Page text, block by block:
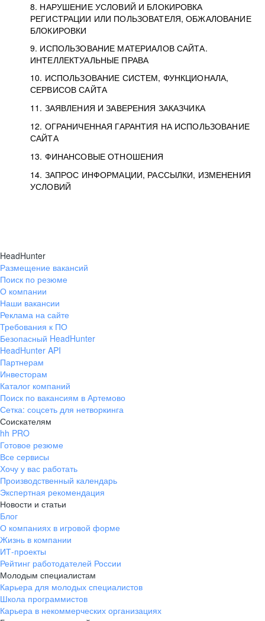
8. НАРУШЕНИЕ УСЛОВИЙ И БЛОКИРОВКА
РЕГИСТРАЦИИ ИЛИ ПОЛЬЗОВАТЕЛЯ, ОБЖАЛОВАНИЕ
БЛОКИРОВКИ
9. ИСПОЛЬЗОВАНИЕ МАТЕРИАЛОВ САЙТА.
ИНТЕЛЛЕКТУАЛЬНЫЕ ПРАВА
10. ИСПОЛЬЗОВАНИЕ СИСТЕМ, ФУНКЦИОНАЛА,
СЕРВИСОВ САЙТА
11. ЗАЯВЛЕНИЯ И ЗАВЕРЕНИЯ ЗАКАЗЧИКА
12. ОГРАНИЧЕННАЯ ГАРАНТИЯ НА ИСПОЛЬЗОВАНИЕ
САЙТА
13. ФИНАНСОВЫЕ ОТНОШЕНИЯ
14. ЗАПРОС ИНФОРМАЦИИ, РАССЫЛКИ, ИЗМЕНЕНИЯ
УСЛОВИЙ
HeadHunter
Размещение вакансий
Поиск по резюме
О компании
Наши вакансии
Реклама на сайте
Требования к ПО
Безопасный HeadHunter
HeadHunter API
Партнерам
Инвесторам
Каталог компаний
Поиск по вакансиям в Артемово
Сетка: соцсеть для нетворкинга
Соискателям
hh PRO
Готовое резюме
Все сервисы
Хочу у вас работать
Производственный календарь
Экспертная рекомендация
Новости и статьи
Блог
О компаниях в игровой форме
Жизнь в компании
ИТ-проекты
Рейтинг работодателей России
Молодым специалистам
Карьера для молодых специалистов
Школа программистов
Карьера в некоммерческих организациях